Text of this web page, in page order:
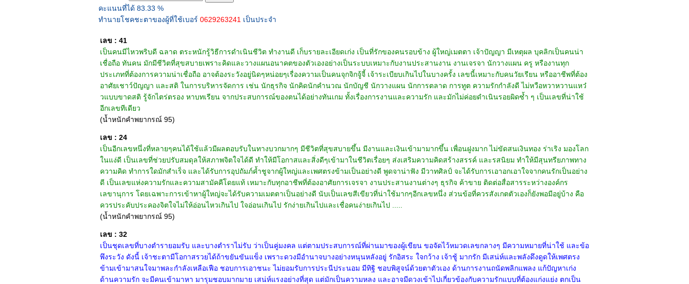
คะแนนที่ได้ 83.33 %
ทำนายโชคชะตาของผู้ที่ใช้เบอร์ 0629263241 เป็นประจำ
เลข : 41
เป็นคนมีไหวพริบดี ฉลาด ตระหนักรู้วิธีการดำเนินชีวิต ทำงานดี เก็บรายละเอียดเก่ง เป็นที่รักของคนรอบข้าง ผู้ใหญ่เมตตา เจ้าปัญญา มีเหตุผล บุคลิกเป็นคนน่า
เชื่อถือ ทันคน มักมีชีวิตที่สุขสบายเพราะคิดและวางแผนอนาคตของตัวเองอย่างเป็นระบบเหมาะกับงานประสานงาน งานเจรจา นักวางแผน ครู หรืองานทุก
ประเภทที่ต้องการความน่าเชื่อถือ อาจต้องระวังอยู่นิดๆหน่อยๆเรื่องความเป็นคนจุกจิกจู้จี้ เจ้าระเบียบเกินไปในบางครั้ง เลขนี้เหมาะกับคนวัยเรียน หรืออาชีพที่ต้อง
อาศัยเชาว์ปัญญา และสติ ในการบริหารจัดการ เช่น นักธุรกิจ นักคิดนักคำนวณ นักบัญชี นักวางแผน นักการตลาด การทูต ความรักกำลังดี ไม่หวือหวาหวานแหว๋
วแบบขาดสติ รู้จักไตร่ตรอง หาบทเรียน จากประสบการณ์ของตนได้อย่างทันเกม ทั้งเรื่องการงานและความรัก และมักไม่ค่อยดำเนินรอยผิดซ้ำ ๆ เป็นเลขที่น่าใช้
อีกเลขทีเดียว
(น้ำหนักคำพยากรณ์ 95)
เลข : 24
เป็นอีกเลขหนึ่งที่หลายๆคนได้ใช้แล้วมีผลตอบรับในทางบวกมากๆ มีชีวิตที่สุขสบายขึ้น มีงานและเงินเข้ามามากขึ้น เพื่อนฝูงมาก ไม่ขัดสนเงินทอง ร่าเริง มองโลก
ในแง่ดี เป็นเลขที่ช่วยปรับสมดุลให้สภาพจิตใจได้ดี ทำให้มีโอกาสและสิ่งดีๆเข้ามาในชีวิตเรื่อยๆ ส่งเสริมความคิดสร้างสรรค์ และรสนิยม ทำให้มีสุนทรียภาพทาง
ความคิด ทำการใดมักสำเร็จ และได้รับการอุปถัมภ์ค้ำชูจากผู้ใหญ่และเพศตรงข้ามเป็นอย่างดี พูดจาน่าฟัง มีวาทศิลป์ จะได้รับการเอาอกเอาใจจากคนรักเป็นอย่าง
ดี เป็นเลขแห่งความรักและความสามัคคีโดยแท้ เหมาะกับทุกอาชีพที่ต้องอาศัยการเจรจา งานประสานงานต่างๆ ธุรกิจ ค้าขาย ติดต่อสื่อสารระหว่างองค์กร
เลขานุการ โดยเฉพาะการเข้าหาผู้ใหญ่จะได้รับความเมตตาเป็นอย่างดี นับเป็นเลขสีเขียวที่น่าใช้มากๆอีกเลขหนึ่ง ส่วนข้อที่ควรสังเกตตัวเองก็ยังพอมีอยู่บ้าง คือ
ควรประคับประคองจิตใจไม่ให้อ่อนไหวเกินไป ใจอ่อนเกินไป รักง่ายเกินไปและเชื่อคนง่ายเกินไป .....
(น้ำหนักคำพยากรณ์ 95)
เลข : 32
เป็นชุดเลขที่บางตำรายอมรับ และบางตำราไม่รับ ว่าเป็นคู่มงคล แต่ตามประสบการณ์ที่ผ่านมาของผู้เขียน ขอจัดไว้หมวดเลขกลางๆ มีความหมายที่น่าใช้ และข้อ
พึงระวัง ดังนี้ เจ้าชะตามีโอกาสรวยได้ถ้าขยันขันแข็ง เพราะดวงมีอำนาจบางอย่างหนุนหลังอยู่ รักอิสระ ใจกว้าง เจ้าชู้ มากรัก มีเสน่ห์และพลังดึงดูดให้เพศตรง
ข้ามเข้ามาสนใจมาพละกำลังเหลือเฟือ ชอบการเอาชนะ ไม่ยอมรับการประนีประนอม มีทิฐิ ชอบพิสูจน์ด้วยตาตัวเอง ด้านการงานถนัดพลิกแพลง แก้ปัญหาเก่ง
ด้านความรัก จะมีคนเข้ามาหา มารุมชอบมากมาย เสน่ห์แรงอย่างที่สุด แต่มักเป็นความหลง และอาจมีดวงเข้าไปเกี่ยวข้องกับความรักแบบที่ต้องแก่งแย่ง ตกเป็น